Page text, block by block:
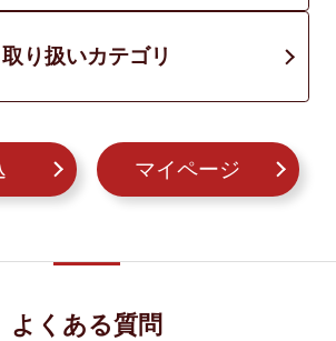
取り扱いカテゴリ
マイページ
よくある質問